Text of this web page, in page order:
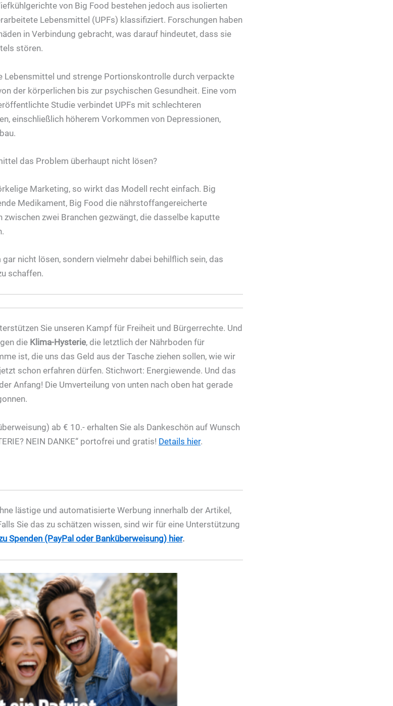
von Big Food bestehen jedoch aus isolierten
Lebensmittel (UPFs) klassifiziert. Forschungen haben
in Verbindung gebracht, was darauf hindeutet, dass sie
stören.
Lebensmittel und strenge Portionskontrolle durch verpackte
der körperlichen bis zur psychischen Gesundheit. Eine vom
Studie verbindet UPFs mit schlechteren
einschließlich höherem Vorkommen von Depressionen,
das Problem überhaupt nicht lösen?
Marketing, so wirkt das Modell recht einfach. Big
Medikament, Big Food die nährstoffangereicherte
zwischen zwei Branchen gezwängt, die dasselbe kaputte
nicht lösen, sondern vielmehr dabei behilflich sein, das
schaffen.
Sie unseren Kampf für Freiheit und Bürgerrechte. Und
die Klima-Hysterie, die letztlich der Nährboden für
ist, die uns das Geld aus der Tasche ziehen sollen, wie wir
schon erfahren dürfen. Stichwort: Energiewende. Und das
Anfang! Die Umverteilung von unten nach oben hat gerade
ab € 10.- erhalten Sie als Dankeschön auf Wunsch
NEIN DANKE“ portofrei und gratis! Details hier.
lästige und automatisierte Werbung innerhalb der Artikel,
Sie das zu schätzen wissen, sind wir für eine Unterstützung
Spenden (PayPal oder Banküberweisung) hier.